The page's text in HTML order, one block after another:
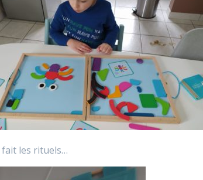
fait les rituels…